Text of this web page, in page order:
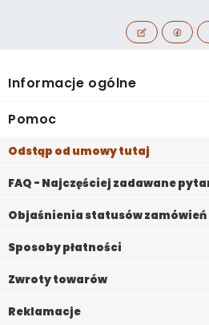
Informacje ogólne
Pomoc
Odstąp od umowy tutaj
FAQ - Najczęściej zadawane
Objaśnienia statusów zamówień
Sposoby płatności
Zwroty towarów
Reklamacje